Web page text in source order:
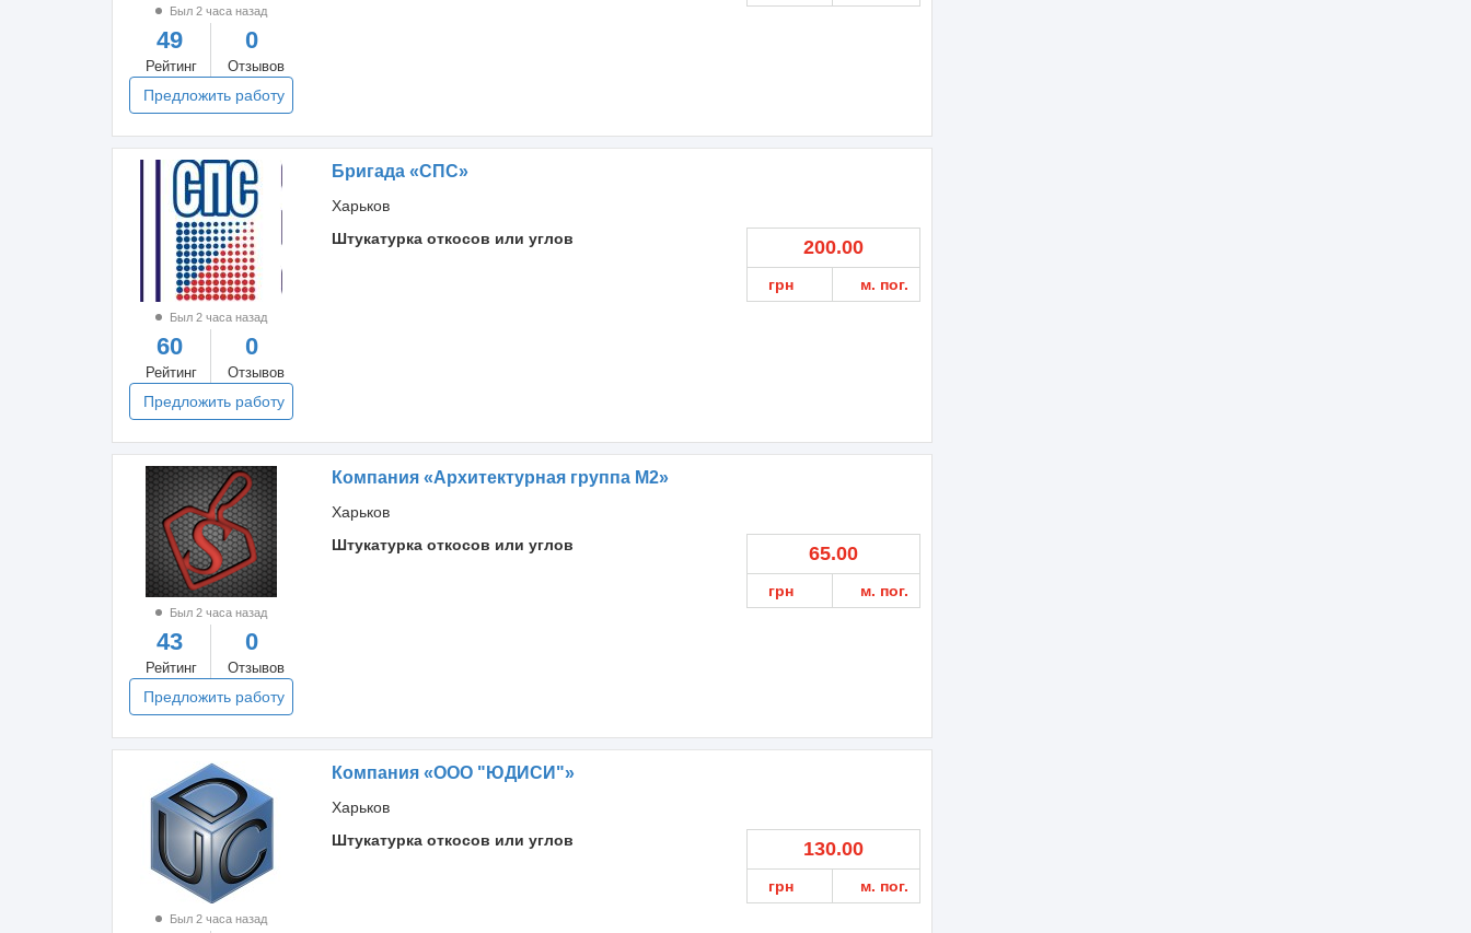
Был 2 часа назад
49
Рейтинг
0
Отзывов
Предложить работу
Был 2 часа назад
60
Рейтинг
0
Отзывов
Предложить работу
Бригада «СПС»
Харьков
Штукатурка откосов или углов
200.00
грн м. пог.
Был 2 часа назад
43
Рейтинг
0
Отзывов
Предложить работу
Компания «Архитектурная группа М2»
Харьков
Штукатурка откосов или углов
65.00
грн м. пог.
Был 2 часа назад
Компания «ООО "ЮДИСИ"»
Харьков
Штукатурка откосов или углов
130.00
грн м. пог.